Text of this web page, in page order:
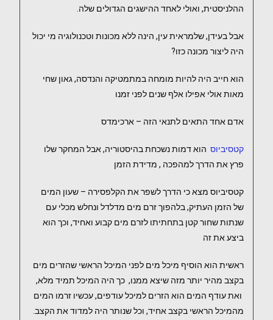
ההלניסטית, ואולי לאחד ההישגים הגדולים שלה.
אבל בעידן, שלמראית עין, הינה ללא מכונות וטכנולוגיה מי יכול
היה ליצור מכונה כזו?
הוא חייב היה להיות מומחה במתמטיקה והנדסה, גאון שחי
מאות אולי אפילו אלף שנים לפני זמנו
אדם אחד התאים לתנאי הזה – ארכימדס
קטסיביוס הוא דמות נשכחת בהיסטוריה, אבל המחקר שלו
פרץ את הדרך למהפכה , מדידת הזמן
קטסיביוס מצא כי הדרך לשפר את הקלפסירה – שעון המים
של הזמן העתיק, בלהפוך זרם מים מדלדל ונחלש מכלי עם
שנתות שחור קטן בתחתיתו לזרם מים קבוע ואחיד, וכך הוא
ביצע את זה
ראשית הוא הוסיף מיכל מים לפני המיכל הראשי שהזרים מים
בקצב מהיר יותר מזה שיצא ממנו, כך היה המיכל תמיד מלא,
ואת עודף המים הוא הזרים למיכל עודפים, עכשיו זרמו המים
מהמיכל הראשי בקצב אחיד, וכל שנותר היה למדוד את הקצב.